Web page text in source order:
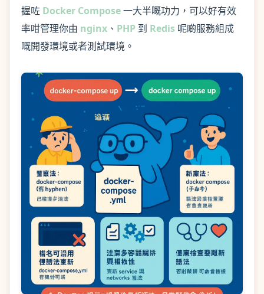
握咗 Docker Compose一大半嘅功力，可以好有效
率咁管理你由 nginx 、 PHP 到 Redis 呢啲服務組成
嘅開發環境或者測試環境。